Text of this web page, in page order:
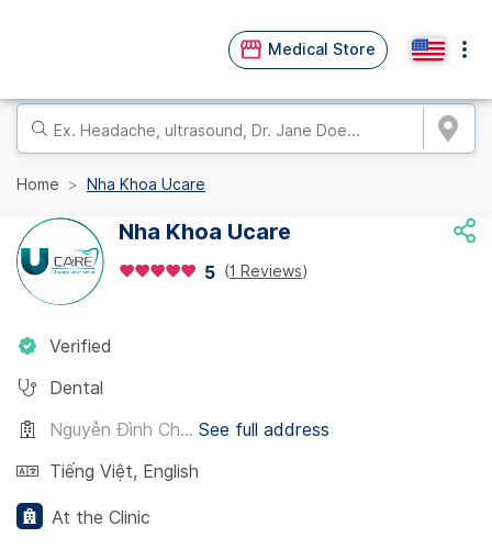
Medical Store
Home Nha Khoa Ucare
Nha Khoa Ucare
5 (1 Reviews)
Verified
Dental
Nguyễn Đình Ch... See full address
Tiếng Việt, English
At the Clinic